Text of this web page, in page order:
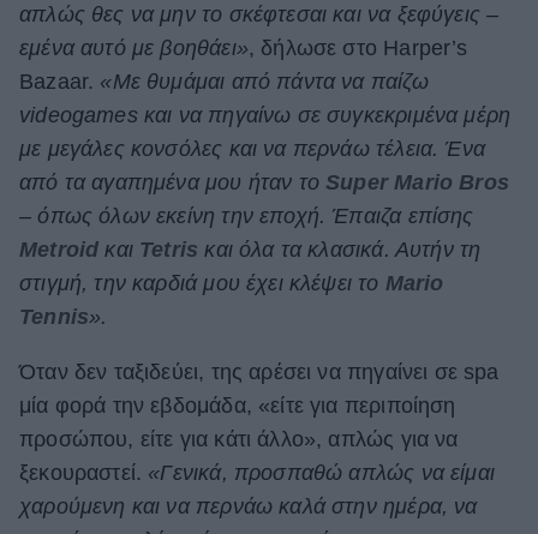
απλώς θες να μην το σκέφτεσαι και να ξεφύγεις –
εμένα αυτό με βοηθάει», δήλωσε στο Harper’s
Bazaar. «Με θυμάμαι από πάντα να παίζω
videogames και να πηγαίνω σε συγκεκριμένα μέρη
με μεγάλες κονσόλες και να περνάω τέλεια. Ένα
από τα αγαπημένα μου ήταν τοSuper Mario Bros
– όπως όλων εκείνη την εποχή. Έπαιζα επίσης
Metroid και Tetrisκαι όλα τα κλασικά. Αυτήν τη
στιγμή, την καρδιά μου έχει κλέψει το Mario
Tennis».
Όταν δεν ταξιδεύει, της αρέσει να πηγαίνει σε spa
μία φορά την εβδομάδα, «είτε για περιποίηση
προσώπου, είτε για κάτι άλλο», απλώς για να
ξεκουραστεί. «Γενικά, προσπαθώ απλώς να είμαι
χαρούμενη και να περνάω καλά στην ημέρα, να